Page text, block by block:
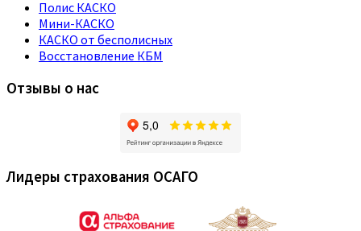
Полис КАСКО
Мини-КАСКО
КАСКО от бесполисных
Восстановление КБМ
Отзывы о нас
Лидеры страхования ОСАГО